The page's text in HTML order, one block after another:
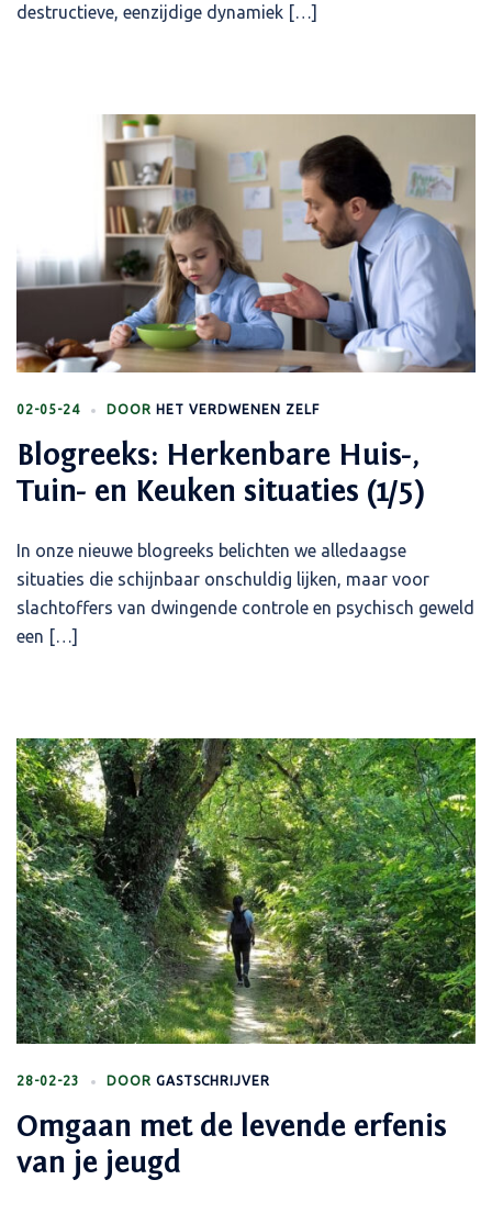
destructieve, eenzijdige dynamiek […]
02-05-24 DOOR HET VERDWENEN ZELF
Blogreeks: Herkenbare Huis-,
Tuin- en Keuken situaties (1/5)
In onze nieuwe blogreeks belichten we alledaagse
situaties die schijnbaar onschuldig lijken, maar voor
slachtoffers van dwingende controle en psychisch geweld
een […]
28-02-23 DOOR GASTSCHRIJVER
Omgaan met de levende erfenis
van je jeugd